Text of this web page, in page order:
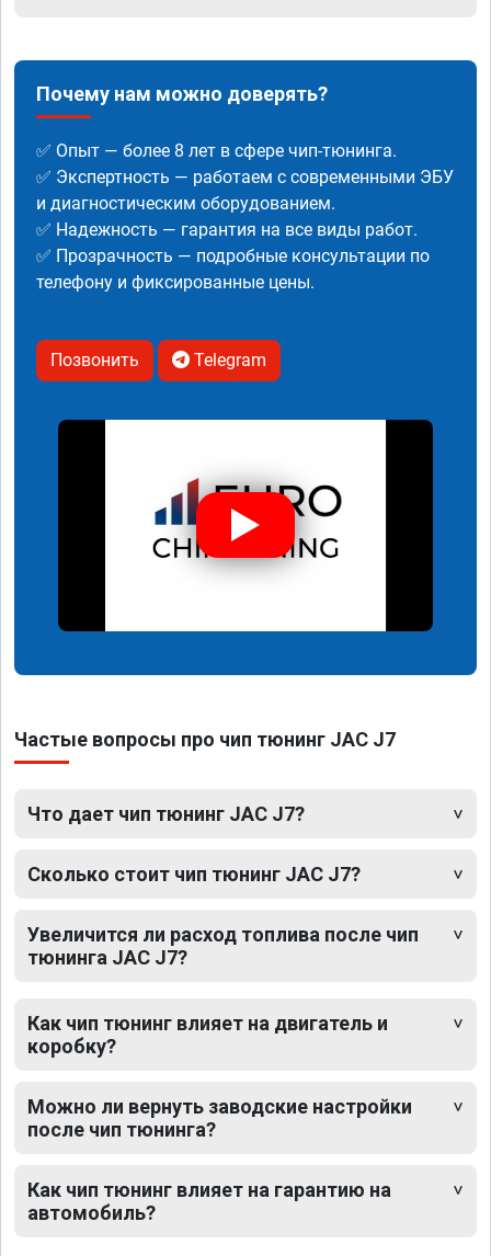
Почему нам можно доверять?
✅ Опыт — более 8 лет в сфере чип-тюнинга.
✅ Экспертность — работаем с современными ЭБУ
и диагностическим оборудованием.
✅ Надежность — гарантия на все виды работ.
✅ Прозрачность — подробные консультации по
телефону и фиксированные цены.
Позвонить Telegram
Частые вопросы про чип тюнинг JAC J7
Что дает чип тюнинг JAC J7?
Сколько стоит чип тюнинг JAC J7?
Увеличится ли расход топлива после чип
тюнинга JAC J7?
Как чип тюнинг влияет на двигатель и
коробку?
Можно ли вернуть заводские настройки
после чип тюнинга?
Как чип тюнинг влияет на гарантию на
автомобиль?